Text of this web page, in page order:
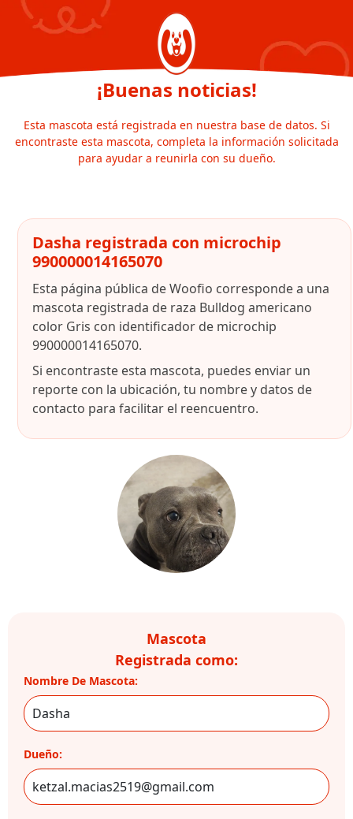
¡Buenas noticias!
Esta mascota está registrada en nuestra base de datos. Si
encontraste esta mascota, completa la información solicitada
para ayudar a reunirla con su dueño.
Dasha registrada con microchip
990000014165070
Esta página pública de Woofio corresponde a una
mascota registrada de raza Bulldog americano
color Gris con identificador de microchip
990000014165070.
Si encontraste esta mascota, puedes enviar un
reporte con la ubicación, tu nombre y datos de
contacto para facilitar el reencuentro.
Mascota
Registrada como:
Nombre De Mascota:
Dueño: